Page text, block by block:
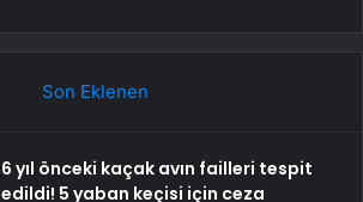
Son Eklenen
6 yıl önceki kaçak avın failleri tespit
edildi! 5 yaban keçisi için ceza